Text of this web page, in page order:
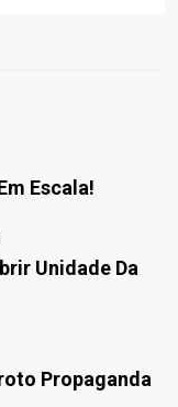
Escala!
Unidade Da
Propaganda